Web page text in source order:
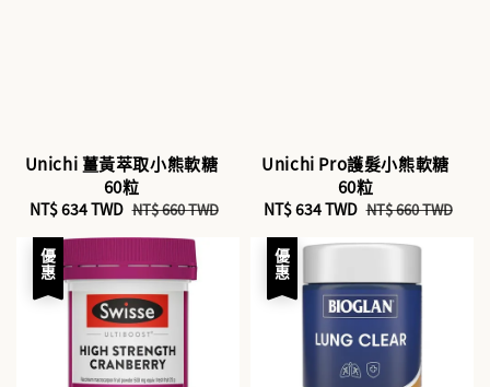
Unichi 薑黃萃取小熊軟糖
60粒
Sale
price
NT$ 634 TWD Regular
price
NT$ 660 TWD
Unichi Pro護髮小熊軟糖
60粒
Sale
price
NT$ 634 TWD Regular
NT$ 660 TWD
優惠 優惠